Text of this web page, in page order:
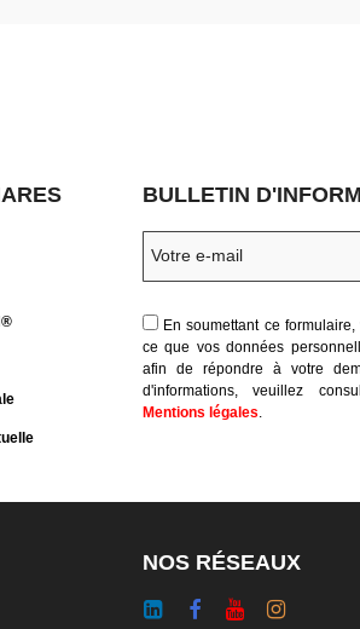
BULLETIN
En soumettant ce
ce que vos données
afin de répondre à votre
d'informations, veuillez
Mentions légales
NOS RÉSEAUX